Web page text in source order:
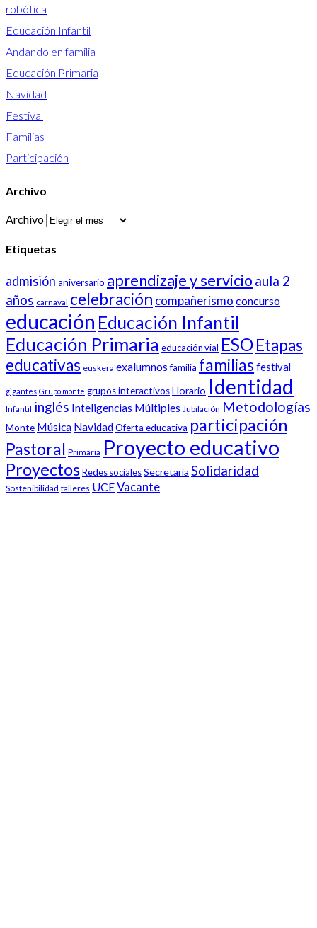
robótica
Educación Infantil
Andando en familia
Educación Primaria
Navidad
Festival
Familias
Participación
Archivo
Archivo
Etiquetas
admisión aniversario aprendizaje y servicio aula 2
años carnaval celebración compañerismo concurso
educación Educación Infantil
Educación Primaria educación vial ESOEtapas
educativas euskera exalumnos familia familiasfestival
gigantes Grupo monte grupos interactivosHorario Identidad
Infantil inglés Inteligencias Múltiples Jubilación Metodologías
Monte Música NavidadOferta educativa participación
Pastoral Primaria Proyecto educativo
ProyectosRedes socialesSecretaría Solidaridad
Sostenibilidad talleres UCEVacante